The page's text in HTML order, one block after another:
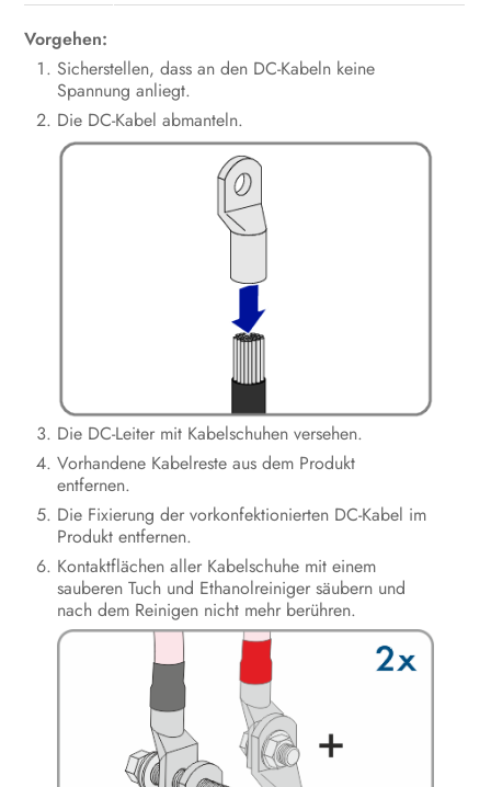
Vorgehen:
Sicherstellen, dass an den DC-Kabeln keine
Spannung anliegt.
Die DC-Kabel abmanteln.
Die DC-Leiter mit Kabelschuhen versehen.
Vorhandene Kabelreste aus dem Produkt
entfernen.
Die Fixierung der vorkonfektionierten DC-Kabel im
Produkt entfernen.
Kontaktflächen aller Kabelschuhe mit einem
sauberen Tuch und Ethanolreiniger säubern und
nach dem Reinigen nicht mehr berühren.